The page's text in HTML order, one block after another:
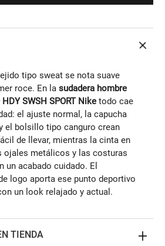
tipo sweat se nota suave
roce. En la sudadera hombre
HDY SWSH SPORT Nike todo cae
el ajuste normal, la capucha
el bolsillo tipo canguro crean
de llevar, mientras la cinta en
ojales metálicos y las costuras
un acabado cuidado. El
logo aporta ese punto deportivo
un look relajado y actual.
TIENDA